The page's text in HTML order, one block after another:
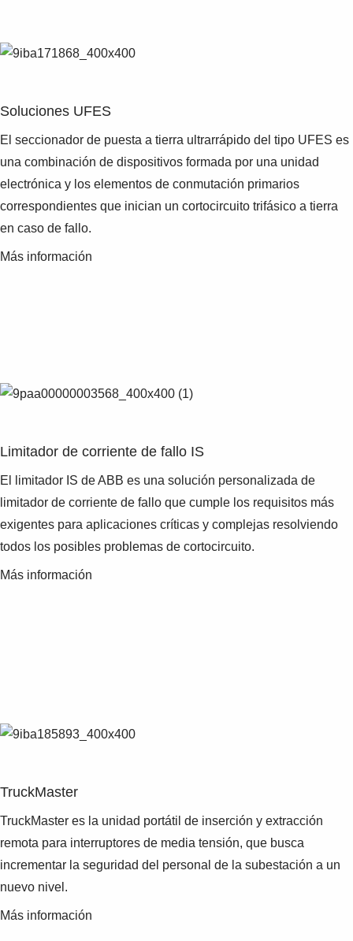
Soluciones UFES
El seccionador de puesta a tierra ultrarrápido del tipo UFES es
una combinación de dispositivos formada por una unidad
electrónica y los elementos de conmutación primarios
correspondientes que inician un cortocircuito trifásico a tierra
en caso de fallo.
Más información
Limitador de corriente de fallo IS
El limitador IS de ABB es una solución personalizada de
limitador de corriente de fallo que cumple los requisitos más
exigentes para aplicaciones críticas y complejas resolviendo
todos los posibles problemas de cortocircuito.
Más información
TruckMaster
TruckMaster es la unidad portátil de inserción y extracción
remota para interruptores de media tensión, que busca
incrementar la seguridad del personal de la subestación a un
nuevo nivel.
Más información